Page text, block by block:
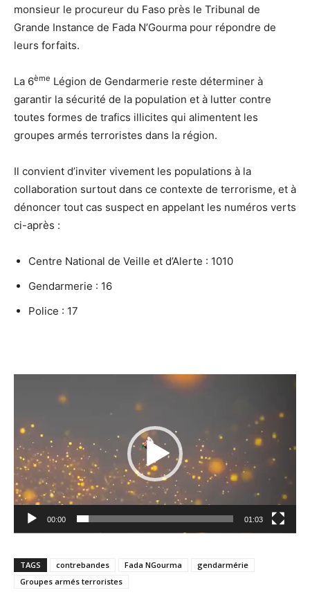
monsieur le procureur du Faso près le Tribunal de
Grande Instance de Fada N’Gourma pour répondre de
leurs forfaits.
La 6ème Légion de Gendarmerie reste déterminer à
garantir la sécurité de la population et à lutter contre
toutes formes de trafics illicites qui alimentent les
groupes armés terroristes dans la région.
Il convient d’inviter vivement les populations à la
collaboration surtout dans ce contexte de terrorisme, et à
dénoncer tout cas suspect en appelant les numéros verts
ci-après :
Centre National de Veille et d’Alerte : 1010
Gendarmerie : 16
Police : 17
Lecteur
00:00 01:03
TAGS contrebandes Fada NGourma
gendarmérie
Groupes armés terroristes